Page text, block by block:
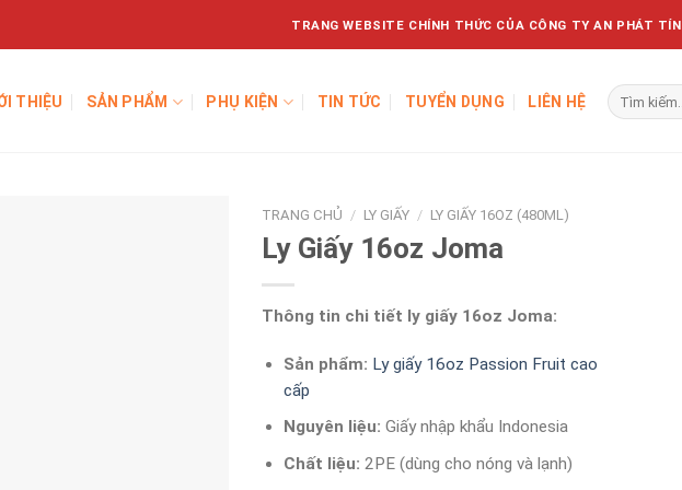
TRANG WEBSITE CHÍNH THỨC CỦA CÔNG TY AN PHÁT TÍN
THIỆU SẢN PHẨM PHỤ KIỆN TIN TỨC TUYỂN DỤNG LIÊN HỆ
Tìm
kiếm:
TRANG CHỦ / LY GIẤY / LY GIẤY 16OZ (480ML)
Ly Giấy 16oz Joma
Thông tin chi tiết ly giấy 16oz Joma:
Sản phẩm: Ly giấy 16oz Passion Fruit cao
cấp
Nguyên liệu: Giấy nhập khẩu Indonesia
Chất liệu: 2PE (dùng cho nóng và lạnh)